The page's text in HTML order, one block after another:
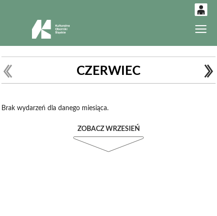
PLN
CZERWIEC
Brak wydarzeń dla danego miesiąca.
ZOBACZ WRZESIEŃ